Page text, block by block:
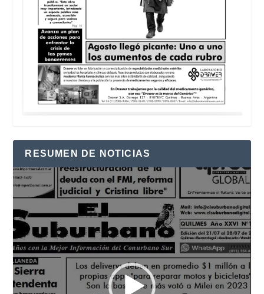
RESUMEN DE NOTICIAS
Reproductor
de
vídeo